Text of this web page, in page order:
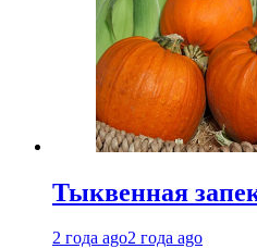
Тыквенная
2 года ago2 года ago